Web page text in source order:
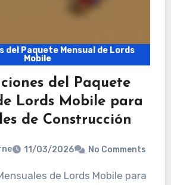
del Paquete Mensual de Lords
Mobile
del Paquete
Lords Mobile para
de Construcción
11/03/2026 No Comments